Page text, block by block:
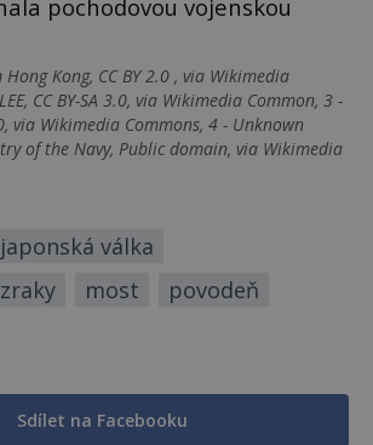
pochodovou vojenskou
Kong, CC BY 2.0 , via Wikimedia
CC BY-SA 3.0, via Wikimedia Common, 3 -
via Wikimedia Commons, 4 - Unknown
of the Navy, Public domain, via Wikimedia
válka
most povodeň
Sdílet na Facebooku